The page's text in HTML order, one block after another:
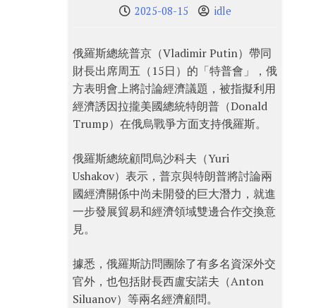
2025-08-15 idle
俄羅斯總統普京（Vladimir Putin）帶同
財長出席周五（15日）的「特普會」，俄
方表明會上將討論經濟議題，被指擬利用
經濟誘因拉攏美國總統特朗普（Donald
Trump）在俄烏戰爭方面支持俄羅斯。
俄羅斯總統顧問烏沙科夫（Yuri
Ushakov）表示，普京與特朗普將討論兩
國經濟關係中尚未開發的巨大潛力，就進
一步發展貿易和經濟領域雙邊合作交換意
見。
據悉，俄羅斯訪問團除了有多名資深外交
官外，也包括財長西盧安諾夫（Anton
Siluanov）等兩名經濟顧問。